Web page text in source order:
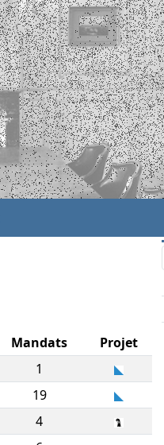
Mandats
Projet
1
19
4